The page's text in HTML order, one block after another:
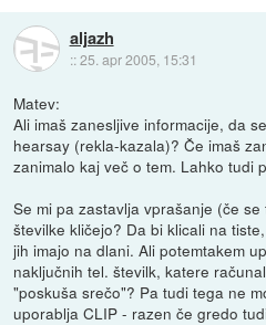
aljazh
::25. apr 2005, 15:31
Matev:
Ali imaš zanesljive informacije, da
hearsay (rekla-kazala)? Če imaš
zanimalo kaj več o tem. Lahko tudi
Se mi pa zastavlja vprašanje (če
številke kličejo? Da bi klicali na
jih imajo na dlani. Ali potemtakem
naključnih tel. številk, katere
"poskuša srečo"? Pa tudi tega ne
uporablja CLIP - razen če gredo